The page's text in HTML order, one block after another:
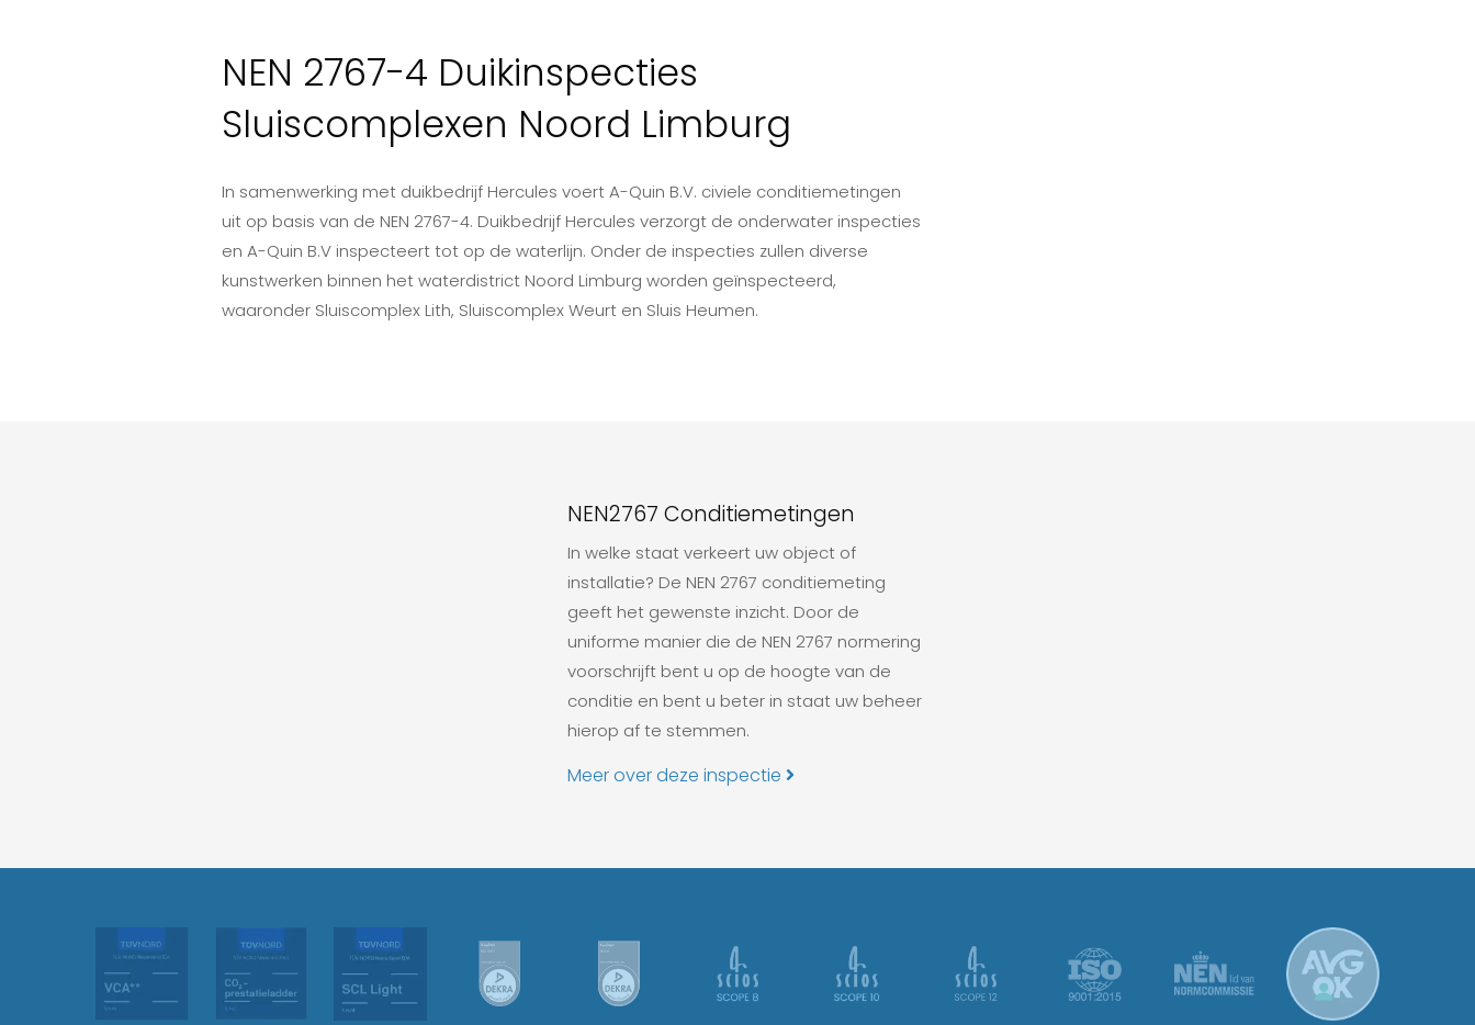
NEN 2767-4 Duikinspecties
Sluiscomplexen Noord Limburg
In samenwerking met duikbedrijf Hercules voert A-Quin B.V. civiele conditiemetingen
uit op basis van de NEN 2767-4. Duikbedrijf Hercules verzorgt de onderwater inspecties
en A-Quin B.V inspecteert tot op de waterlijn. Onder de inspecties zullen diverse
kunstwerken binnen het waterdistrict Noord Limburg worden geïnspecteerd,
waaronder Sluiscomplex Lith, Sluiscomplex Weurt en Sluis Heumen.
NEN2767 Conditiemetingen
In welke staat verkeert uw object of
installatie? De NEN 2767 conditiemeting
geeft het gewenste inzicht. Door de
uniforme manier die de NEN 2767 normering
voorschrijft bent u op de hoogte van de
conditie en bent u beter in staat uw beheer
hierop af te stemmen.
Meer over deze inspectie